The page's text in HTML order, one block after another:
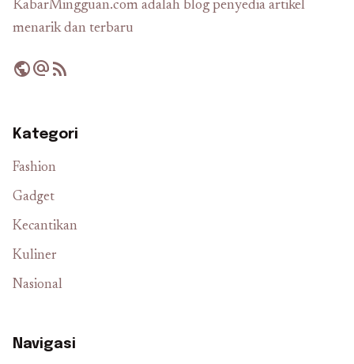
KabarMingguan.com adalah blog penyedia artikel
menarik dan terbaru
publicalternate_emailrss_feed
Kategori
Fashion
Gadget
Kecantikan
Kuliner
Nasional
Navigasi